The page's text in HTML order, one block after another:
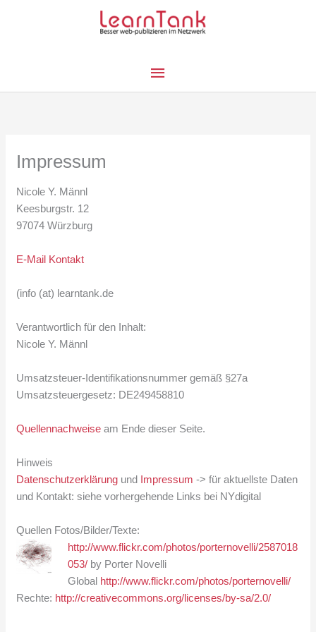
Hauptmenü
Impressum
Nicole Y. Männl
Keesburgstr. 12
97074 Würzburg
E-Mail Kontakt
(info (at) learntank.de
Verantwortlich für den Inhalt:
Nicole Y. Männl
Umsatzsteuer-Identifikationsnummer gemäß §27a
Umsatzsteuergesetz: DE249458810
Quellennachweise am Ende dieser Seite.
Hinweis
Datenschutzerklärung und Impressum -> für aktuellste Daten
und Kontakt: siehe vorhergehende Links bei NYdigital
Quellen Fotos/Bilder/Texte:
http://www.flickr.com/photos/porternovelli/2587018
053/by Porter Novelli
Global http://www.flickr.com/photos/porternovelli/
Rechte: http://creativecommons.org/licenses/by-sa/2.0/